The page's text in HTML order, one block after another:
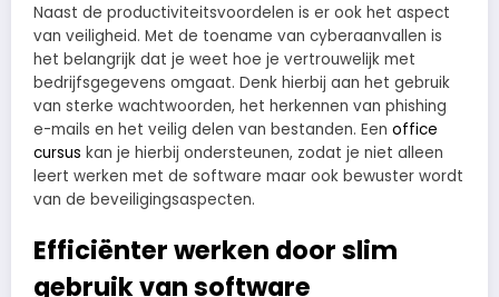
Naast de productiviteitsvoordelen is er ook het aspect
van veiligheid. Met de toename van cyberaanvallen is
het belangrijk dat je weet hoe je vertrouwelijk met
bedrijfsgegevens omgaat. Denk hierbij aan het gebruik
van sterke wachtwoorden, het herkennen van phishing
e-mails en het veilig delen van bestanden. Een office
cursus kan je hierbij ondersteunen, zodat je niet alleen
leert werken met de software maar ook bewuster wordt
van de beveiligingsaspecten.
Efficiënter werken door slim
gebruik van software